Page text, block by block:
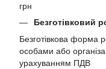
грн
Безготівковий
Безготівкова форма
особами або
урахуванням ПДВ